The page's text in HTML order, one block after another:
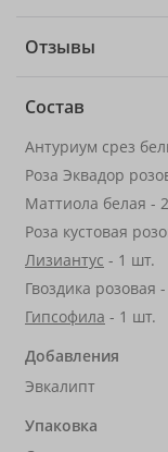
Отзывы
Состав
Антуриум срез
Роза Эквадор
Маттиола белая -
Роза кустовая
Лизиантус - 1 шт.
Гвоздика розовая
Гипсофила - 1 шт.
Добавления
Эвкалипт
Упаковка